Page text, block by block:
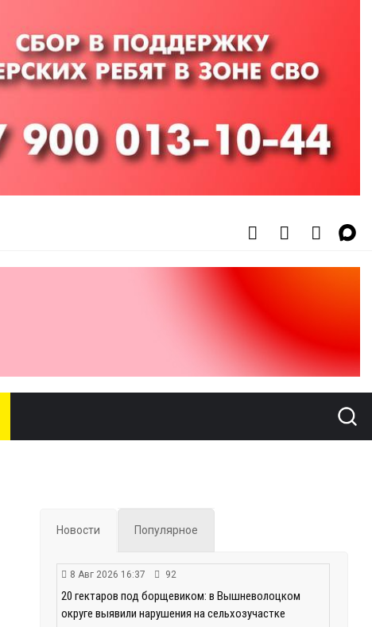
Новости Популярное
8 Авг 2026 16:37 92
20 гектаров под борщевиком: в Вышневолоцком
округе выявили нарушения на сельхозучастке